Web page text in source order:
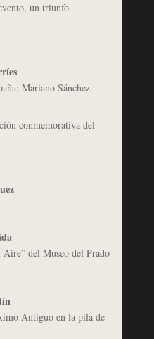
un triunfo
Mariano Sánchez
conmemorativa del
del Museo del Prado
Antiguo en la pila de